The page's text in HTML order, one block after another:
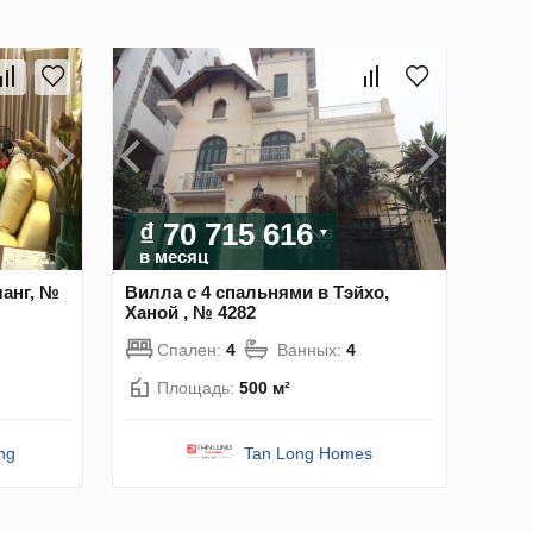
№
₫ 70 715 616
в месяц
Вилла с 4 спальнями в Тэйхо,
Ханой , № 4282
Спален: 4 Ванных: 4
Площадь: 500 м²
Tan Long Homes